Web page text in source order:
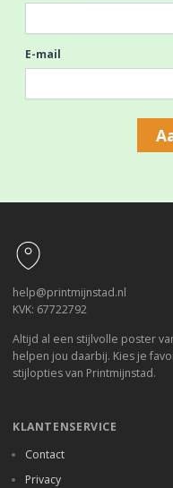
E-mail
help@printmijnstad.nl
KVK: 67722792
Altijd al een stijlvolle poster
helpen jou daarbij. Kies je
stijlopties van Printmijnstad.
KLANTENSERVICE
Contact
Privacy